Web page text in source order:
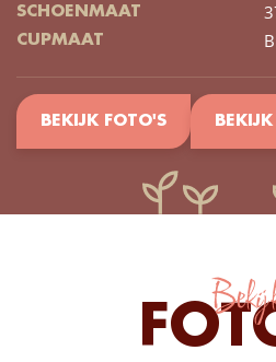
SCHOENMAAT
CUPMAAT B
BEKIJK FOTO'S